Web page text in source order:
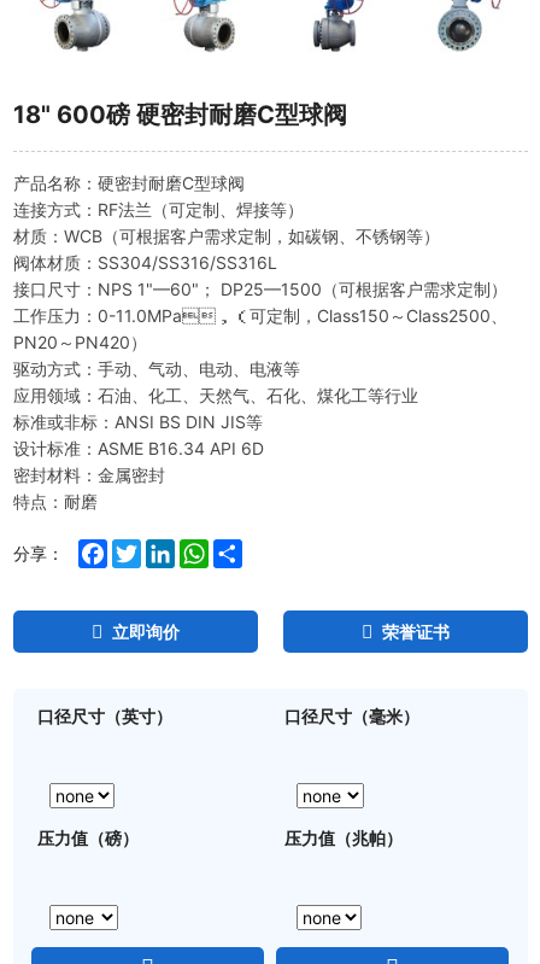
18" 600磅 硬密封耐磨C型球阀
产品名称：硬密封耐磨C型球阀
连接方式：RF法兰（可定制、焊接等）
材质：WCB（可根据客户需求定制，如碳钢、不锈钢等）
阀体材质：SS304/SS316/SS316L
接口尺寸：NPS 1"—60"； DP25—1500（可根据客户需求定制）
工作压力：0-11.0MPa，（可定制，Class150～Class2500、
PN20～PN420）
驱动方式：手动、气动、电动、电液等
应用领域：石油、化工、天然气、石化、煤化工等行业
标准或非标：ANSI BS DIN JIS等
设计标准：ASME B16.34 API 6D
密封材料：金属密封
特点：耐磨
分享： Facebook
TwitterLinkedInWhatsApp
Share
立即询价 荣誉证书
压力值（磅） 压力值（兆帕）
口径尺寸（毫米）
口径尺寸（英寸）